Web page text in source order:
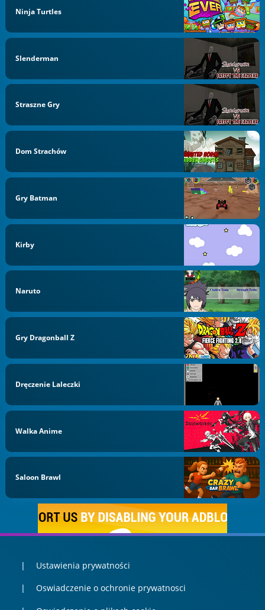
Ninja Turtles
Slenderman
Straszne Gry
Dom Strachów
Gry Batman
Kirby
Naruto
Gry Dragonball Z
Dręczenie Laleczki
Walka Anime
Saloon Brawl
Ustawienia prywatności
Oswiadczenie o ochronie prywatnosci